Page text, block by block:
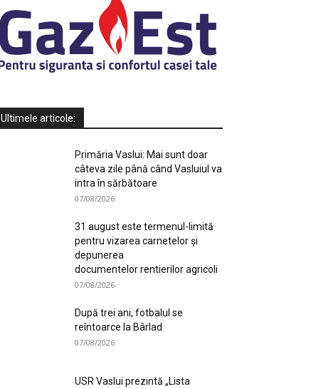
Ultimele articole:
Primăria Vaslui: Mai sunt doar
câteva zile până când Vasluiul va
intra în sărbătoare
07/08/2026
31 august este termenul-limită
pentru vizarea carnetelor și
depunerea
documentelor rentierilor agricoli
07/08/2026
După trei ani, fotbalul se
reîntoarce la Bârlad
07/08/2026
USR Vaslui prezintă „Lista